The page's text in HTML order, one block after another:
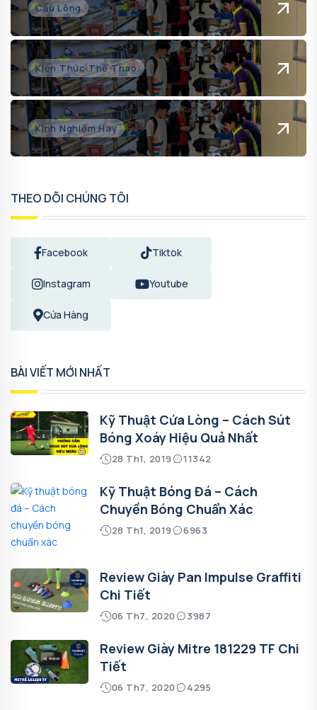
Cầu Lông
Kiến Thức Thể Thao
Kinh Nghiệm Hay
THEO DÕI CHÚNG TÔI
Facebook Tiktok
Instagram Youtube
Cửa Hàng
BÀI VIẾT MỚI NHẤT
Kỹ Thuật Cứa Lòng – Cách Sút
Bóng Xoáy Hiệu Quả Nhất
28 Th1, 2019 11342
Kỹ Thuật Bóng Đá – Cách
Chuyền Bóng Chuẩn Xác
28 Th1, 2019 6963
Review Giày Pan Impulse Graffiti
Chi Tiết
06 Th7, 2020 3987
Review Giày Mitre 181229 TF Chi
Tiết
06 Th7, 2020 4295